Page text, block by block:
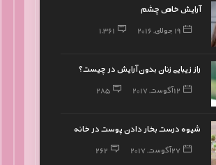
آرایش خاص چشم
19 جولای, 2016 1,361
راز زیبایی زنان بدون آرایش در چیست؟
12 آگوست, 2017 285
شیوه درست بخار دادن پوست در خانه
27 آگوست, 2017 262